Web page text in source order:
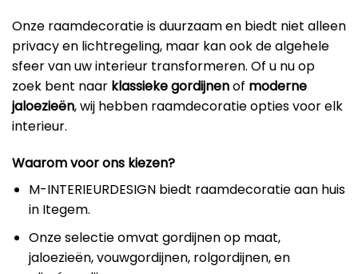
Onze raamdecoratie is duurzaam en biedt niet alleen
privacy en lichtregeling, maar kan ook de algehele
sfeer van uw interieur transformeren. Of u nu op
zoek bent naar klassieke gordijnenof moderne
jaloezieën, wij hebben raamdecoratie opties voor elk
interieur.
Waarom voor ons kiezen?
M-INTERIEURDESIGN biedt raamdecoratie aan huis
in Itegem.
Onze selectie omvat gordijnen op maat,
jaloezieën, vouwgordijnen, rolgordijnen, en